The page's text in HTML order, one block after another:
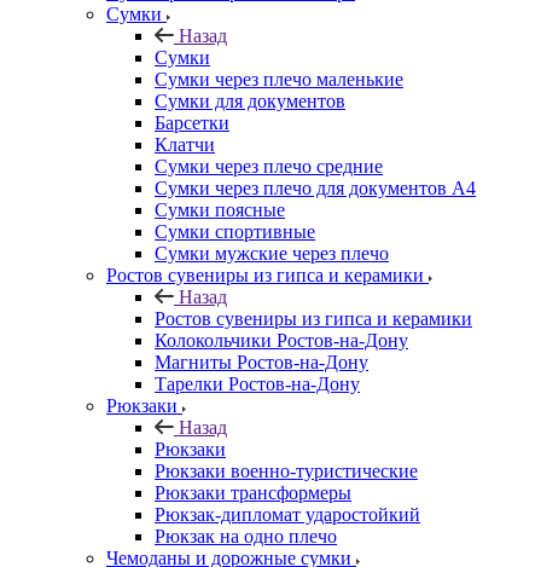
Сумки
Назад
Сумки
Сумки через плечо маленькие
Сумки для документов
Барсетки
Клатчи
Сумки через плечо средние
Сумки через плечо для документов А4
Сумки поясные
Сумки спортивные
Сумки мужские через плечо
Ростов сувениры из гипса и керамики
Назад
Ростов сувениры из гипса и керамики
Колокольчики Ростов-на-Дону
Магниты Ростов-на-Дону
Тарелки Ростов-на-Дону
Рюкзаки
Назад
Рюкзаки
Рюкзаки военно-туристические
Рюкзаки трансформеры
Рюкзак-дипломат ударостойкий
Рюкзак на одно плечо
Чемоданы и дорожные сумки